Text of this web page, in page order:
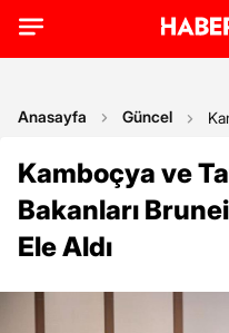
Anasayfa Güncel
Kamboçya ve
Bakanları
Ele Aldı